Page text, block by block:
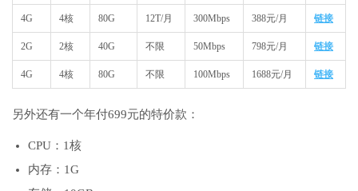
4G 4核 80G 12T/月 300Mbps 388元/月 链接
2G 2核 40G 不限 50Mbps 798元/月 链接
4G 4核 80G 不限 100Mbps 1688元/月 链接
另外还有一个年付699元的特价款：
CPU：1核
内存：1G